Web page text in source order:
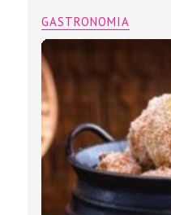
GASTRONOMIA